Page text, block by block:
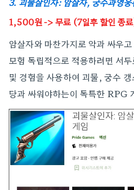
1,500원-> 무료 (7일후 할인 종
암살자와 마찬가지로 악과 싸우
모험 독립적으로 적용하려면 서
및 경험을 사용하여 괴물, 궁수
당과 싸워야하는이 독특한 RPG